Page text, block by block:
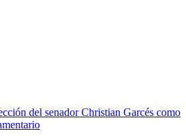
del senador Christian Garcés como